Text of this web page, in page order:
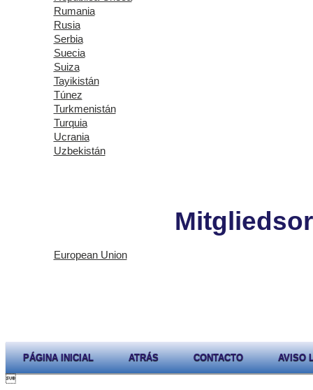
Rumania
Rusia
Serbia
Suecia
Suiza
Tayikistán
Túnez
Turkmenistán
Turquia
Ucrania
Uzbekistán
European Union
PÁGINA INICIAL ATRÁS CONTACTO AVISO
